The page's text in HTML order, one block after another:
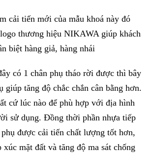
cải tiến mới của mẫu khoá này đó
thương hiệu NIKAWA giúp khách
biệt hàng giả, hàng nhái
có 1 chân phụ tháo rời được thì bây
giúp tăng độ chắc chắn cân bằng hơn.
cứ lúc nào để phù hợp với địa hình
sử dụng. Đồng thời phần nhựa tiếp
phụ được cải tiến chất lượng tốt hơn,
mặt đất và tăng độ ma sát chống